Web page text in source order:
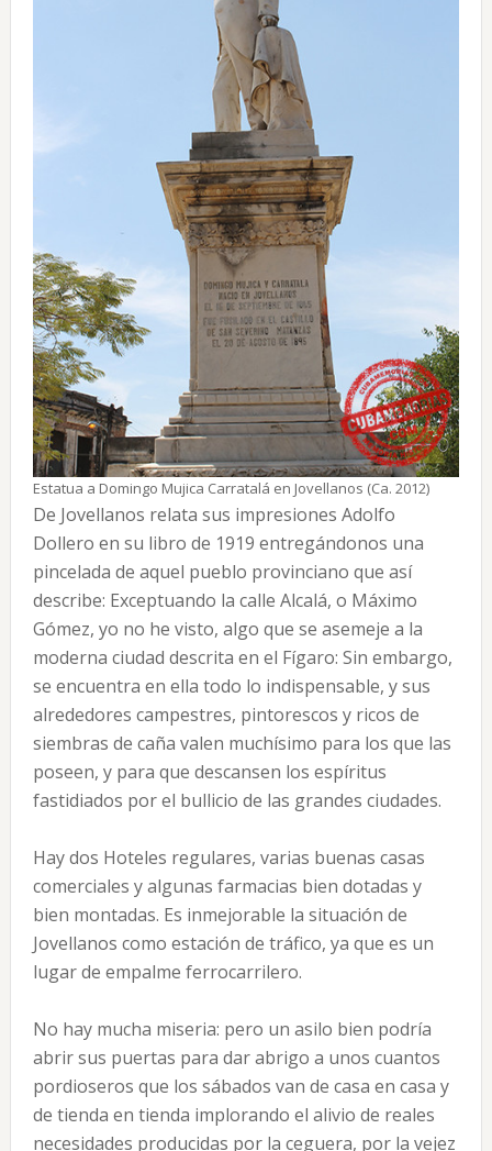
Estatua a Domingo Mujica Carratalá en Jovellanos (Ca. 2012)
De Jovellanos relata sus impresiones Adolfo
Dollero en su libro de 1919 entregándonos una
pincelada de aquel pueblo provinciano que así
describe: Exceptuando la calle Alcalá, o Máximo
Gómez, yo no he visto, algo que se asemeje a la
moderna ciudad descrita en el Fígaro: Sin embargo,
se encuentra en ella todo lo indispensable, y sus
alrededores campestres, pintorescos y ricos de
siembras de caña valen muchísimo para los que las
poseen, y para que descansen los espíritus
fastidiados por el bullicio de las grandes ciudades.
Hay dos Hoteles regulares, varias buenas casas
comerciales y algunas farmacias bien dotadas y
bien montadas. Es inmejorable la situación de
Jovellanos como estación de tráfico, ya que es un
lugar de empalme ferrocarrilero.
No hay mucha miseria: pero un asilo bien podría
abrir sus puertas para dar abrigo a unos cuantos
pordioseros que los sábados van de casa en casa y
de tienda en tienda implorando el alivio de reales
necesidades producidas por la ceguera, por la vejez